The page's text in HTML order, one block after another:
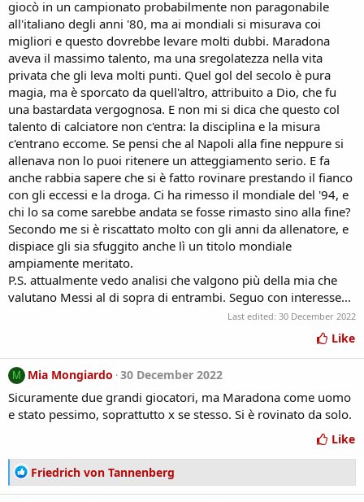
giocò in un campionato probabilmente non paragonabile
all'italiano degli anni '80, ma ai mondiali si misurava coi
migliori e questo dovrebbe levare molti dubbi. Maradona
aveva il massimo talento, ma una sregolatezza nella vita
privata che gli leva molti punti. Quel gol del secolo è pura
magia, ma è sporcato da quell'altro, attribuito a Dio, che fu
una bastardata vergognosa. E non mi si dica che questo col
talento di calciatore non c'entra: la disciplina e la misura
c'entrano eccome. Se pensi che al Napoli alla fine neppure si
allenava non lo puoi ritenere un atteggiamento serio. E fa
anche rabbia sapere che si è fatto rovinare prestando il fianco
con gli eccessi e la droga. Ci ha rimesso il mondiale del '94, e
chi lo sa come sarebbe andata se fosse rimasto sino alla fine?
Secondo me si è riscattato molto con gli anni da allenatore, e
dispiace gli sia sfuggito anche lì un titolo mondiale
ampiamente meritato.
P.S. attualmente vedo analisi che valgono più della mia che
valutano Messi al di sopra di entrambi. Seguo con interesse...
Last edited: 30 December 2022
Like
M Mia Mongiardo 30 December 2022
Sicuramente due grandi giocatori, ma Maradona come uomo
e stato pessimo, soprattutto x se stesso. Si è rovinato da solo.
Like
R
e
Friedrich von Tannenberg